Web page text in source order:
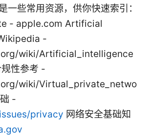
一些常用资源，供你快速索引：
- apple.com Artificial
-
wiki/Artificial_intelligence
性参考 -
wiki/Virtual_private_netwo
-
privacy 网络安全基础知